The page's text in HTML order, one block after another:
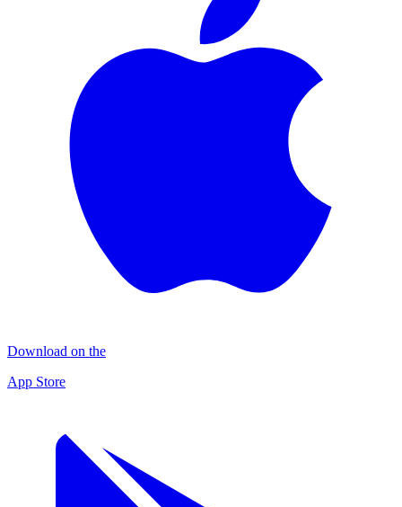
Download on the
App Store